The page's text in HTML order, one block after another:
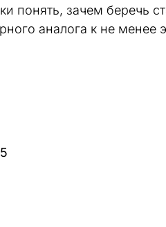
понять, зачем беречь
аналога к не менее